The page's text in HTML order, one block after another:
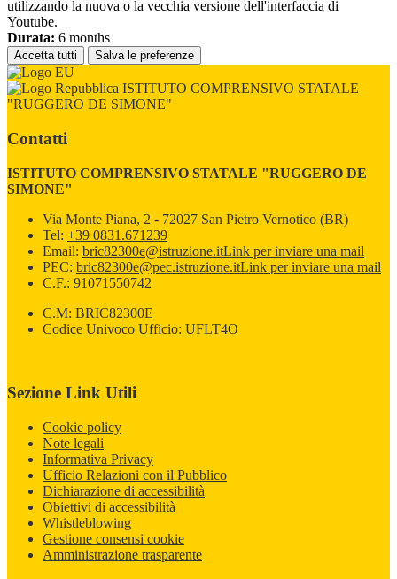
utilizzando la nuova o la vecchia versione dell'interfaccia di
Youtube.
Durata: 6 months
Accetta tutti Salva le preferenze
ISTITUTO COMPRENSIVO STATALE
"RUGGERO DE SIMONE"
Contatti
ISTITUTO COMPRENSIVO STATALE "RUGGERO DE
SIMONE"
Via Monte Piana, 2 - 72027 San Pietro Vernotico (BR)
Tel: +39 0831.671239
Email: bric82300e@istruzione.itLink per inviare una mail
PEC: bric82300e@pec.istruzione.itLink per inviare una mail
C.F.: 91071550742
C.M: BRIC82300E
Codice Univoco Ufficio: UFLT4O
Sezione Link Utili
Cookie policy
Note legali
Informativa Privacy
Ufficio Relazioni con il Pubblico
Dichiarazione di accessibilità
Obiettivi di accessibilità
Whistleblowing
Gestione consensi cookie
Amministrazione trasparente